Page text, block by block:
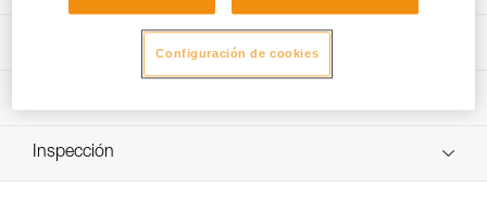
Se utiliza únicamente con un anticaídas deslizante ASAP
o ASAP LOCK para formar un sistema anticaídas.
práctico:
gracias a su cinta flexible.
con ASAP o ASAP LOCK, ANSI Z359.13 6 feet, ANSI
Materiales: poliamida y poliéster
Descargar el pdf technical-notice-ASAP-SORBER-3
Inspección
Configuración de cookies